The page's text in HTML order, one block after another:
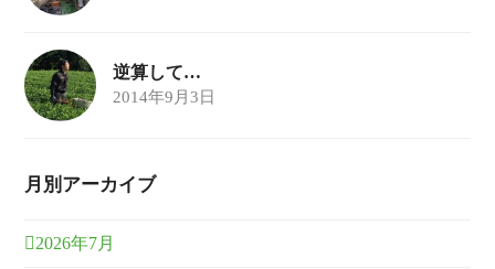
逆算して…
2014年9月3日
月別アーカイブ
2026年7月